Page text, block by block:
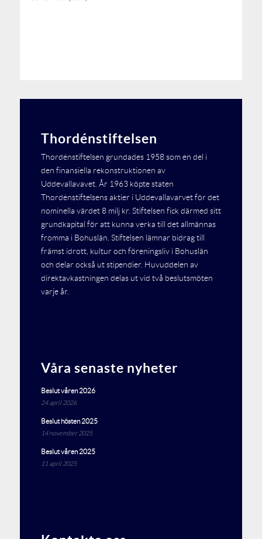
Thordénstiftelsen
Thordénstiftelsen grundades 1958 som en del i
den finansiella rekonstruktionen av
Uddevallavavet. År 1963 köpte staten
Thordénstiftelsens aktier i Uddevallavarvet för det
nominella värdet 8 milj kr. Stiftelsen fick därmed sitt
grundkapital för att kunna verka till det allmännas
fromma i Bohuslän. Stiftelsen lämnar bidrag till
främst idrott, kultur och föreningsliv i Bohuslän
och delar också ut stipendier. Huvuddelen av
direktavkastningen delas ut vid två beslutsmöten
varje år.
Våra senaste nyheter
Beslut våren 2026
24 april 2026
Beslut hösten 2025
14 november 2025
Beslut våren 2025
11 april 2025